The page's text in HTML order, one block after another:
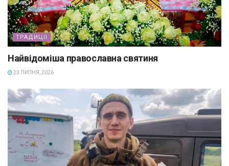
ТРАДИЦІІ
Найвідоміша православна святиня
23 ЛИПНЯ, 2026